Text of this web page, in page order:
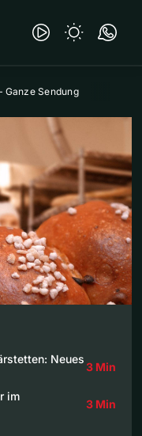
Sendung
Neues
3 Min
im
3 Min